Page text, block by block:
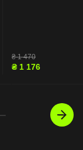
₴1 470
₴ 1 176